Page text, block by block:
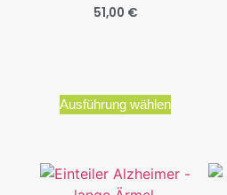
51,00 €
Ausführung wählen